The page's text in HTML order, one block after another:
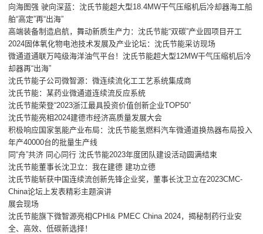
向海图强 驶向深蓝：沈氏节能超大型18.4MW干气压缩机后冷却器海工船
舶“高定”再“出海”
高端装备制造启航，舞动新质生产力：沈氏节能“双碳”产业园项目开工
2024固体氧化物电池技术发展及产业论坛：沈氏节能采访现场
微通道通联万吨级海洋油气平台！沈氏节能超大型12MW干气压缩机后冷
却器再“出海”
沈氏节能子公司微智源：微连续流化工工艺系统集成商
沈氏节能：某药业微通道连续流反应系统
沈氏节能荣登“2023浙江最具投资价值创新企业TOP50”
沈氏节能亮相2024建德市经济高质量发展大会
积极响应国家氢能产业布局：沈氏节能氢燃料汽车微通道换热器布局投入
年产40000台的批量生产线
同“舟”共济 同心同行 沈氏节能2023年度团队建设活动圆满结束
沈氏节能董事长沈卫立：我在建德 建功立德
沈氏节能斩获中国连续流创新先锋企业奖，董事长沈卫立在2023CMC-
China论坛上发表精彩主题演讲
展会现场
沈氏节能旗下微智源亮相CPHI& PMEC China 2024，揭秘制药行业安
全、高效、低碳新选择！